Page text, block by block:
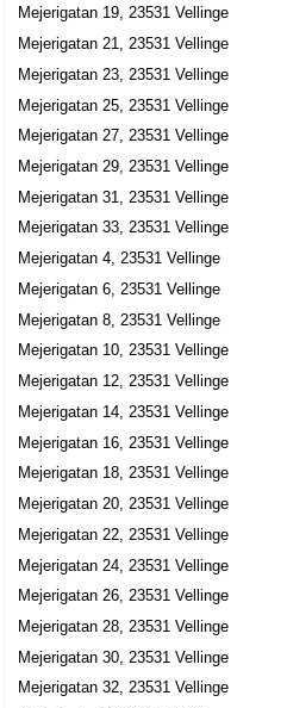
Mejerigatan 19, 23531 Vellinge
Mejerigatan 21, 23531 Vellinge
Mejerigatan 23, 23531 Vellinge
Mejerigatan 25, 23531 Vellinge
Mejerigatan 27, 23531 Vellinge
Mejerigatan 29, 23531 Vellinge
Mejerigatan 31, 23531 Vellinge
Mejerigatan 33, 23531 Vellinge
Mejerigatan 4, 23531 Vellinge
Mejerigatan 6, 23531 Vellinge
Mejerigatan 8, 23531 Vellinge
Mejerigatan 10, 23531 Vellinge
Mejerigatan 12, 23531 Vellinge
Mejerigatan 14, 23531 Vellinge
Mejerigatan 16, 23531 Vellinge
Mejerigatan 18, 23531 Vellinge
Mejerigatan 20, 23531 Vellinge
Mejerigatan 22, 23531 Vellinge
Mejerigatan 24, 23531 Vellinge
Mejerigatan 26, 23531 Vellinge
Mejerigatan 28, 23531 Vellinge
Mejerigatan 30, 23531 Vellinge
Mejerigatan 32, 23531 Vellinge